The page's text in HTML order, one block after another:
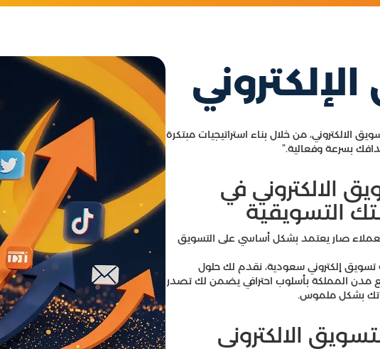
الالكتروني​، من خلال بناء استراتيجيات مبتكرة
بسرعة وفعالية.”
الالكتروني​ في
التسويقية
صار يعتمد بشكل أساسي على التسويق
إلكتروني سعودية، نقدم لك حلول
مدن المملكة بأسلوب احترافي يضمن لك تصدر
بشكل ملموس.
الالكتروني